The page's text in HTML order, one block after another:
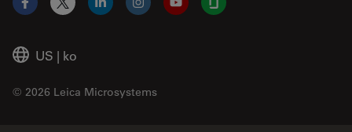
US | ko
© 2026 Leica Microsystems
Facebook
X LinkedInInstagramYouTubeGlassdoor